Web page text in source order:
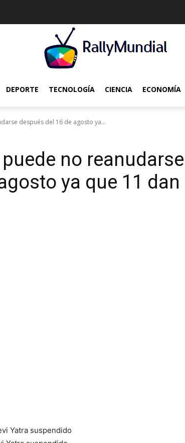
DEPORTE TECNOLOGÍA CIENCIA ECONOMÍA
después del 16 de agosto ya...
no reanudarse
ya que 11 dan